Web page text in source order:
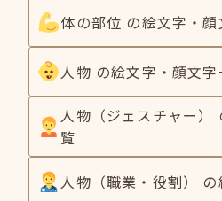
体の部位 の絵文字・
人物 の絵文字・顔文字
人物（ジェスチャー）
覧
人物（職業・役割）